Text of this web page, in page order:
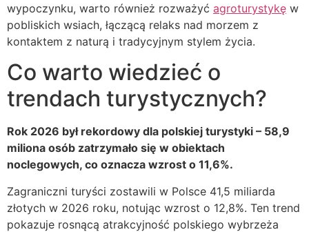
wypoczynku, warto również rozważyć agroturystykę w
pobliskich wsiach, łączącą relaks nad morzem z
kontaktem z naturą i tradycyjnym stylem życia.
Co warto wiedzieć o
trendach turystycznych?
Rok 2026 był rekordowy dla polskiej turystyki – 58,9
miliona osób zatrzymało się w obiektach
noclegowych, co oznacza wzrost o 11,6%.
Zagraniczni turyści zostawili w Polsce 41,5 miliarda
złotych w 2026 roku, notując wzrost o 12,8%. Ten trend
pokazuje rosnącą atrakcyjność polskiego wybrzeża